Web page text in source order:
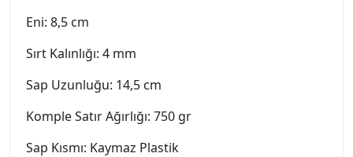
Eni: 8,5 cm
Sırt Kalınlığı: 4 mm
Sap Uzunluğu: 14,5 cm
Komple Satır Ağırlığı: 750 gr
Sap Kısmı: Kaymaz Plastik